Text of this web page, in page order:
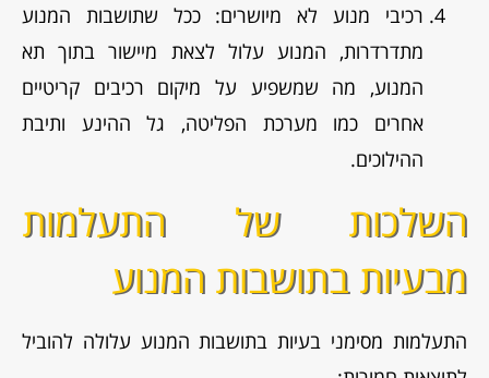
רכיבי מנוע לא מיושרים: ככל שתושבות המנוע
מתדרדרות, המנוע עלול לצאת מיישור בתוך תא
המנוע, מה שמשפיע על מיקום רכיבים קריטיים
אחרים כמו מערכת הפליטה, גל ההינע ותיבת
ההילוכים.
השלכות של התעלמות
מבעיות בתושבות המנוע
התעלמות מסימני בעיות בתושבות המנוע עלולה להוביל